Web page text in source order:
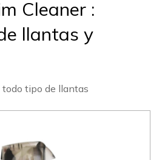
Cleaner :
llantas y
tipo de llantas